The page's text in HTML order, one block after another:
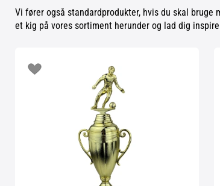
Vi fører også standardprodukter, hvis du skal
et kig på vores sortiment herunder og lad dig